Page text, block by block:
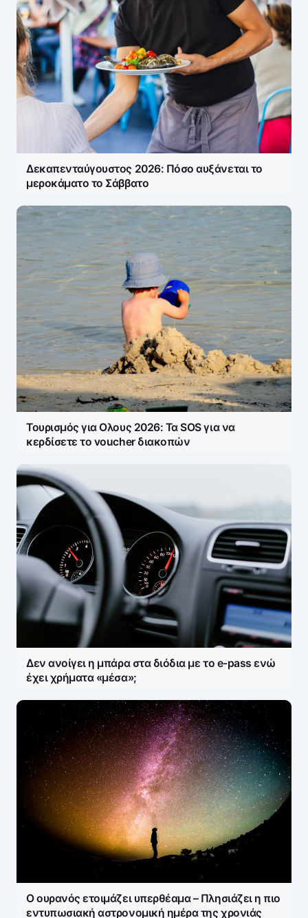
Δεκαπενταύγουστος 2026: Πόσο αυξάνεται το
μεροκάματο το Σάββατο
Τουρισμός για Ολους 2026: Τα SOS για να
κερδίσετε το voucher διακοπών
Δεν ανοίγει η μπάρα στα διόδια με το e-pass ενώ
έχει χρήματα «μέσα»;
Ο ουρανός ετοιμάζει υπερθέαμα – Πλησιάζει η πιο
εντυπωσιακή αστρονομική ημέρα της χρονιάς